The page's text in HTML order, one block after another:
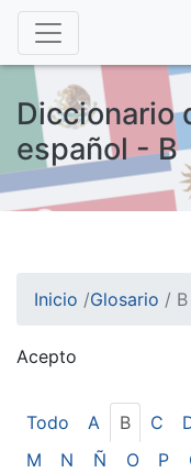
Diccionario
español - B
Inicio /Glosario / B
Acepto
Esto nos ayuda a
Todo A B C
M
N Ñ O P